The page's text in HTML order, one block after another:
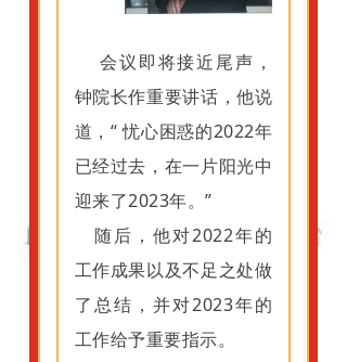
会议即将接近尾声，
钟院长作重要讲话，他说
道 ， “ 忧心困惑的2022年
已经过去，在一片阳光中
迎来了2023年。”
随后，他对2022年的
工作成果以及不足之处做
了总结，并对2023年的
工作给予重要指示。